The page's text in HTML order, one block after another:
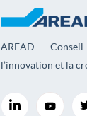
AREAD –
l’innovation et la